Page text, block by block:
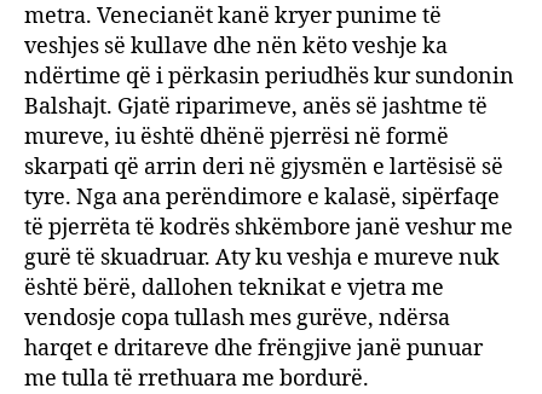
metra. Venecianët kanë kryer punime të
veshjes së kullave dhe nën këto veshje ka
ndërtime që i përkasin periudhës kur sundonin
Balshajt. Gjatë riparimeve, anës së jashtme të
mureve, iu është dhënë pjerrësi në formë
skarpati që arrin deri në gjysmën e lartësisë së
tyre. Nga ana perëndimore e kalasë, sipërfaqe
të pjerrëta të kodrës shkëmbore janë veshur me
gurë të skuadruar. Aty ku veshja e mureve nuk
është bërë, dallohen teknikat e vjetra me
vendosje copa tullash mes gurëve, ndërsa
harqet e dritareve dhe frëngjive janë punuar
me tulla të rrethuara me bordurë.